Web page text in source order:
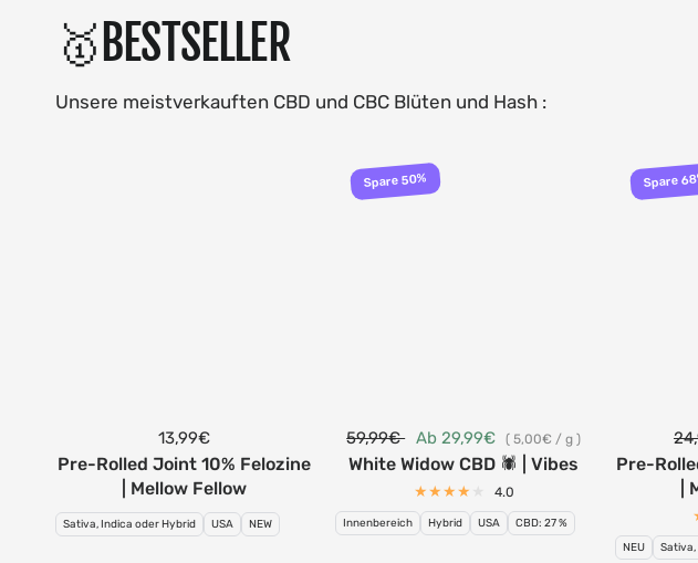
🥇BESTSELLER
Unsere meistverkauften CBD und CBC Blüten und Hash :
13,99€
Pre-Rolled Joint 10% Felozine
| Mellow Fellow
Sativa, Indica oder Hybrid USA NEW
Spare 50%
59,99€ Ab 29,99€ 5,00€ / g
White Widow CBD 🕷️ | Vibes
4.0
Innenbereich Hybrid USA CBD: 27 %
Spare
Pre-
|
NEU